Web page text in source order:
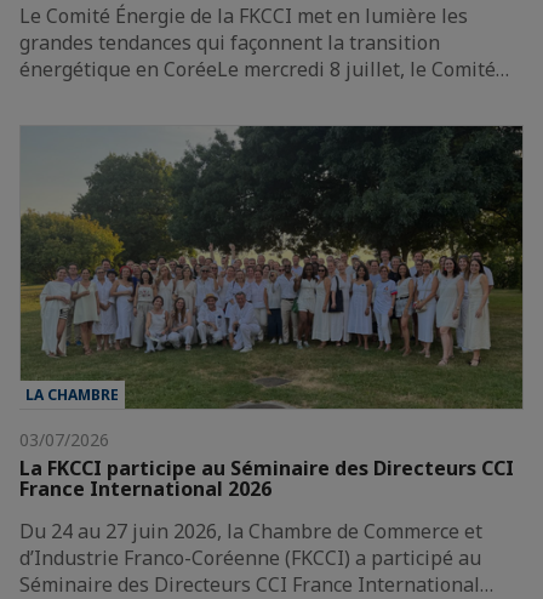
Le Comité Énergie de la FKCCI met en lumière les
grandes tendances qui façonnent la transition
énergétique en CoréeLe mercredi 8 juillet, le Comité…
LA CHAMBRE
03/07/2026
La FKCCI participe au Séminaire des Directeurs CCI
France International 2026
Du 24 au 27 juin 2026, la Chambre de Commerce et
d’Industrie Franco-Coréenne (FKCCI) a participé au
Séminaire des Directeurs CCI France International…